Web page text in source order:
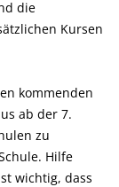
die
Kursen
kommenden
ab der 7.
zu
Hilfe
wichtig, dass